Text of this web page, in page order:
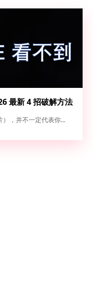
最新 4 招破解方法
，并不一定代表你...